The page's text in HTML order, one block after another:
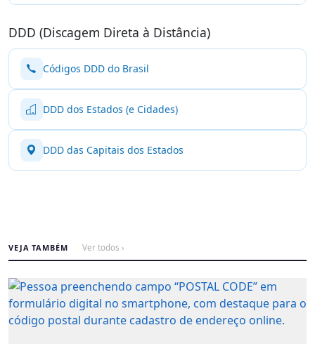
DDD (Discagem Direta à Distância)
Códigos DDD do Brasil
DDD dos Estados (e Cidades)
DDD das Capitais dos Estados
VEJA TAMBÉM Ver todos ›